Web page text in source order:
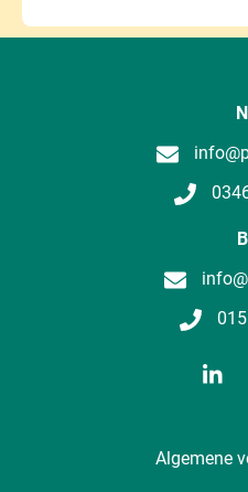
Algemene